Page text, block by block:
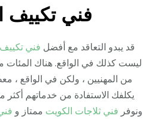
فني تكييف
قد يبدو التعاقد مع أفضل فني تكييف
ليست كذلك في الواقع. هناك المئات
من المهنيين ، ولكن في الواقع ،
يكلفك الاستفادة من خدماتهم أكثر
ونوفر فني ثلاجات الكويت ممتاز و